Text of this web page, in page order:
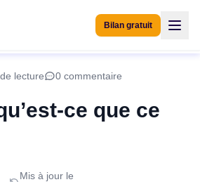
Bilan gratuit
lecture 0 commentaire
ce que ce
Mis à jour le